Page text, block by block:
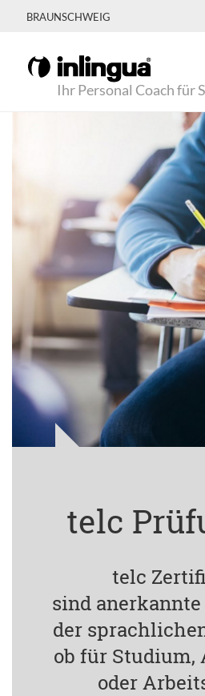
BRAUNSCHWEIG
Ihr Personal Coach für
telc
telc
sind
der
ob für Studium,
oder